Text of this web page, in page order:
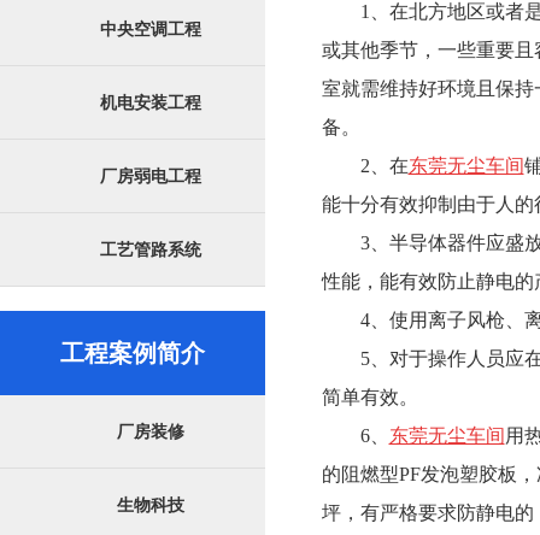
中央空调工程
机电安装工程
厂房弱电工程
工艺管路系统
工程案例简介
厂房装修
生物科技
1、在北方地区或者是
或其他季节，一些重要
室就需维持好环境且保
备。
2、在东莞无尘车间
能十分有效抑制由于人
3、半导体器件应盛放
性能，能有效防止静电
4、使用离子风枪、离
5、对于操作人员应在
简单有效。
6、 东莞无尘车间 用
的阻燃型PF发泡塑胶板
坪，有严格要求防静电